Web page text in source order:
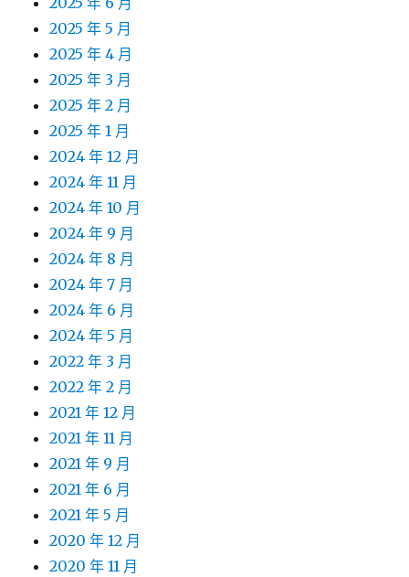
2025 年 5 月
2025 年 4 月
2025 年 3 月
2025 年 2 月
2025 年 1 月
2024 年 12 月
2024 年 11 月
2024 年 10 月
2024 年 9 月
2024 年 8 月
2024 年 7 月
2024 年 6 月
2024 年 5 月
2022 年 3 月
2022 年 2 月
2021 年 12 月
2021 年 11 月
2021 年 9 月
2021 年 6 月
2021 年 5 月
2020 年 12 月
2020 年 11 月